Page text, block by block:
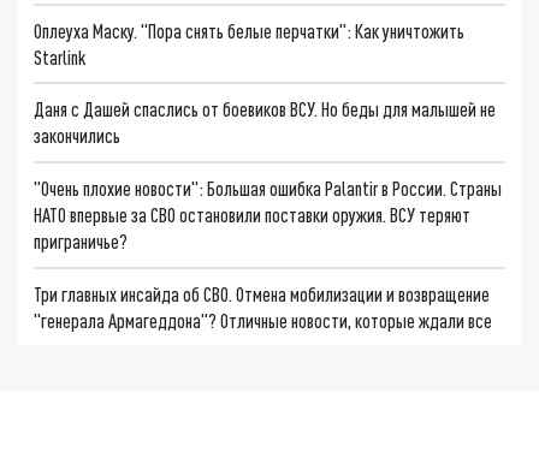
Оплеуха Маску. "Пора снять белые перчатки": Как уничтожить
Starlink
Даня с Дашей спаслись от боевиков ВСУ. Но беды для малышей не
закончились
"Очень плохие новости": Большая ошибка Palantir в России. Страны
НАТО впервые за СВО остановили поставки оружия. ВСУ теряют
приграничье?
Три главных инсайда об СВО. Отмена мобилизации и возвращение
"генерала Армагеддона"? Отличные новости, которые ждали все